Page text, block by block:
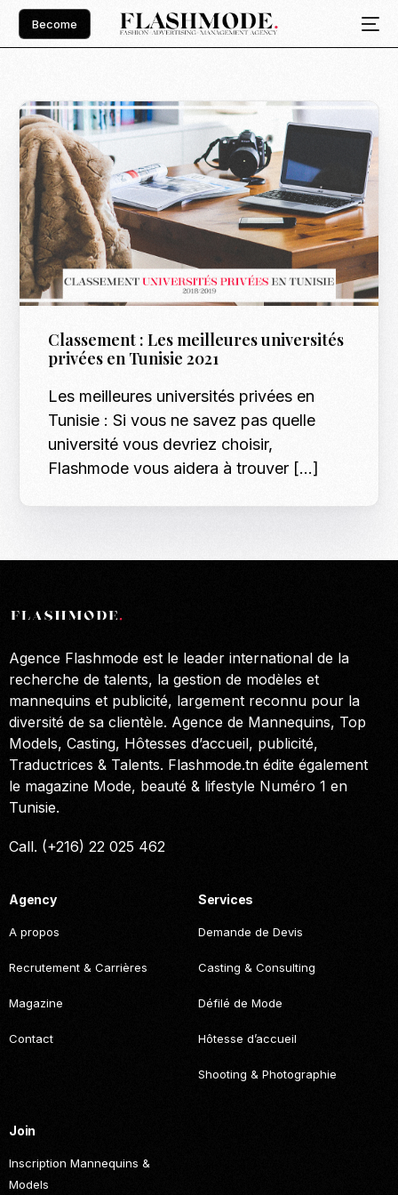
Become
Classement : Les meilleures universités
privées en Tunisie 2021
Les meilleures universités privées en
Tunisie : Si vous ne savez pas quelle
université vous devriez choisir,
Flashmode vous aidera à trouver […]
Agence Flashmode est le leader international de la
recherche de talents, la gestion de modèles et
mannequins et publicité, largement reconnu pour la
diversité de sa clientèle. Agence de Mannequins, Top
Models, Casting, Hôtesses d’accueil, publicité,
Traductrices & Talents. Flashmode.tn édite également
le magazine Mode, beauté & lifestyle Numéro 1 en
Tunisie.
Call. (+216) 22 025 462
Agency
A propos
Recrutement & Carrières
Magazine
Contact
Services
Demande de Devis
Casting & Consulting
Défilé de Mode
Hôtesse d’accueil
Shooting & Photographie
Join
Inscription Mannequins &
Models